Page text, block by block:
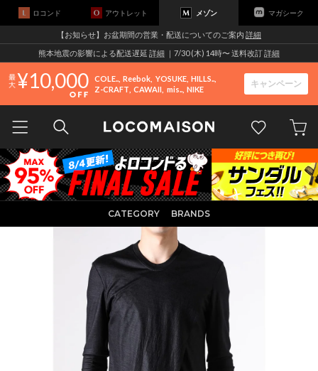
ロコンド アウトレット メゾン マガシーク
【お知らせ】お盆期間の営業・配送についてのご案内 詳細
熊本地震の影響による配送遅延 詳細 ｜7/30 (木) 14時〜 送料改訂詳細
10,000 COLE.. Reebok YOSUKE HILLS..
Z-CRAFT CAWAII mis.. NIKE
キャンペーン
CATEGORY BRANDS